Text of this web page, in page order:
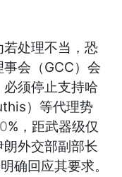
处理不当，恐
会（GCC）会
须停止支持哈
）等代理势
0%，距武器级仅
外交部副部长
确回应其要求。